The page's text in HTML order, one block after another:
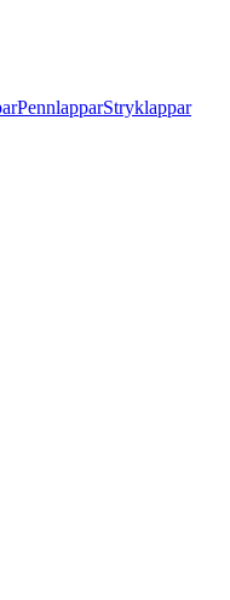
PennlapparStryklappar